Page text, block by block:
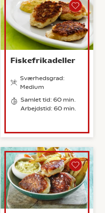
Fiskefrikadeller
Sværhedsgrad:
Medium
Samlet tid: 60 min.
Arbejdstid: 60 min.